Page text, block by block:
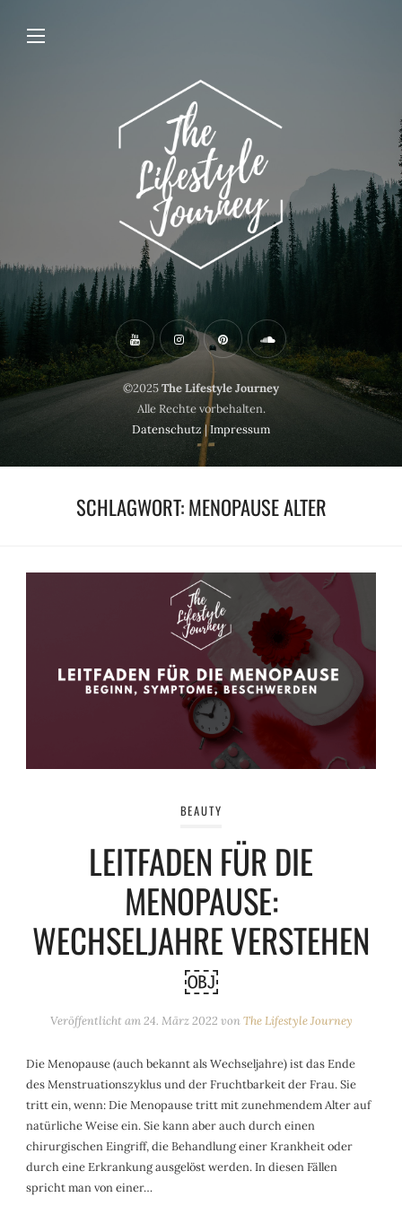
©2025The Lifestyle Journey
Alle Rechte vorbehalten.
Datenschutz|Impressum
SCHLAGWORT:MENOPAUSE ALTER
BEAUTY
LEITFADEN FÜR DIE
MENOPAUSE:
WECHSELJAHRE VERSTEHEN
￼
Veröffentlicht am24. März 2022 vonThe Lifestyle Journey
Die Menopause (auch bekannt als Wechseljahre) ist das Ende
des Menstruationszyklus und der Fruchtbarkeit der Frau. Sie
tritt ein, wenn: Die Menopause tritt mit zunehmendem Alter auf
natürliche Weise ein. Sie kann aber auch durch einen
chirurgischen Eingriff, die Behandlung einer Krankheit oder
durch eine Erkrankung ausgelöst werden. In diesen Fällen
spricht man von einer…